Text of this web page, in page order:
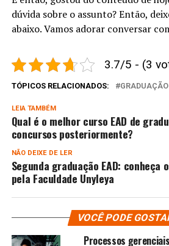
dúvida sobre o assunto? Então,
abaixo. Vamos adorar conversar
3.7/5 - (3
TÓPICOS RELACIONADOS: GRADUAÇÃO
LEIA TAMBÉM
Qual é o melhor curso EAD de
concursos posteriormente?
NÃO DEIXE DE LER
Segunda graduação EAD: conheça
pela Faculdade Unyleya
VOCÊ PODE
Processos